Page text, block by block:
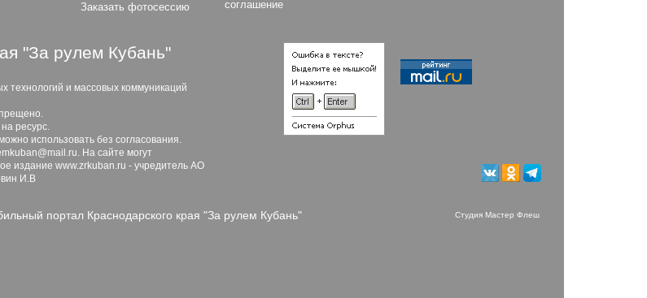
Заказать фотосессию
соглашение
"За рулем Кубань"
и массовых коммуникаций
ресурс.
использовать без согласования.
На сайте могут
издание www.zrkuban.ru - учредитель АО
И.В
портал Краснодарского края "За рулем Кубань" Студия Мастер Флеш